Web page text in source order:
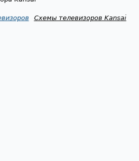
Схемы телевизоров Kansai